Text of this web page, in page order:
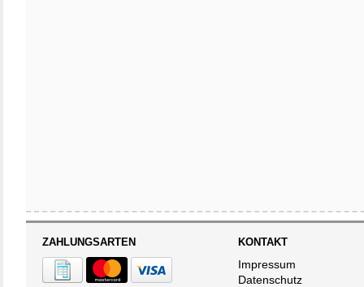
ZAHLUNGSARTEN KONTAKT
Impressum
Datenschutz